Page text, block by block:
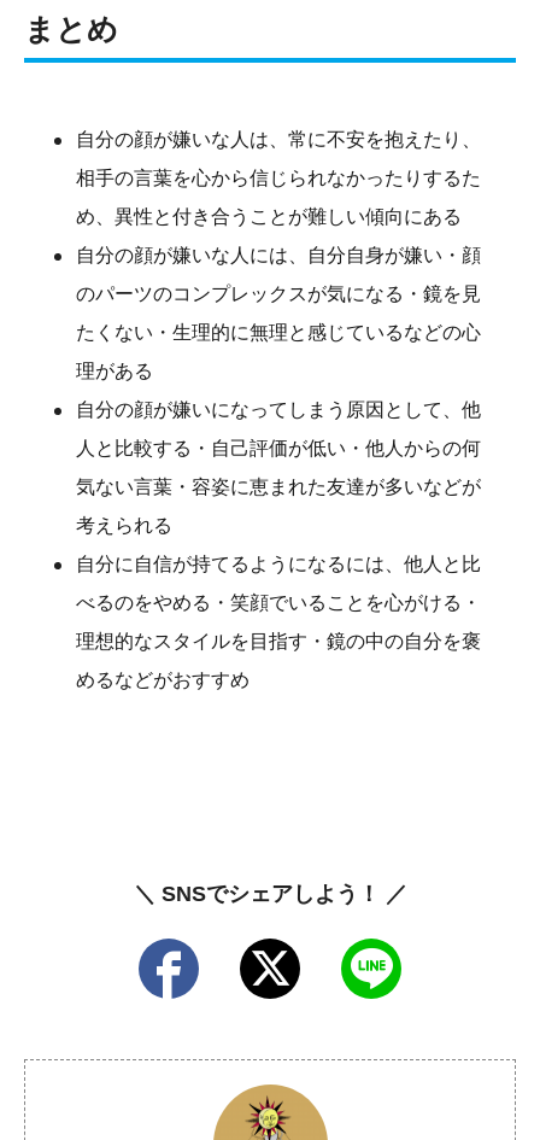
まとめ
自分の顔が嫌いな人は、常に不安を抱えたり、
相手の言葉を心から信じられなかったりするた
め、異性と付き合うことが難しい傾向にある
自分の顔が嫌いな人には、自分自身が嫌い・顔
のパーツのコンプレックスが気になる・鏡を見
たくない・生理的に無理と感じているなどの心
理がある
自分の顔が嫌いになってしまう原因として、他
人と比較する・自己評価が低い・他人からの何
気ない言葉・容姿に恵まれた友達が多いなどが
考えられる
自分に自信が持てるようになるには、他人と比
べるのをやめる・笑顔でいることを心がける・
理想的なスタイルを目指す・鏡の中の自分を褒
めるなどがおすすめ
＼ SNSでシェアしよう！ ／